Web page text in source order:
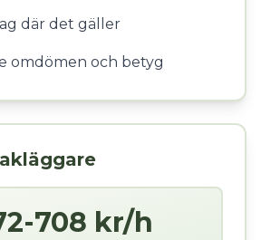
där det gäller
omdömen och betyg
708 kr/h